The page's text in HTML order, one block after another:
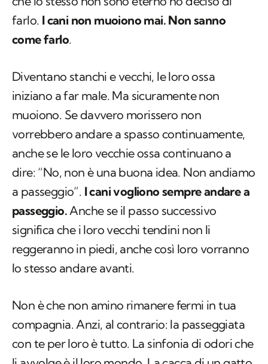
Diventano stanchi e vecchi, le loro ossa
iniziano a far male. Ma sicuramente non
vorrebbero andare a spasso continuamente,
anche se le loro vecchie ossa continuano a
dire: “No, non è una buona idea. Non andiamo
a passeggio”. I cani vogliono sempre andare a
passeggio.Anche se il passo successivo
significa che i loro vecchi tendini non li
reggeranno in piedi, anche così loro vorranno
lo stesso andare avanti.
Non è che non amino rimanere fermi in tua
compagnia. Anzi, al contrario: la passeggiata
li avvolge è il loro mondo. La cacca di un gatto,
l’odore di un altro cane, i resti di un uccello in
putrefazione e (certamente) te. Questo è ciò